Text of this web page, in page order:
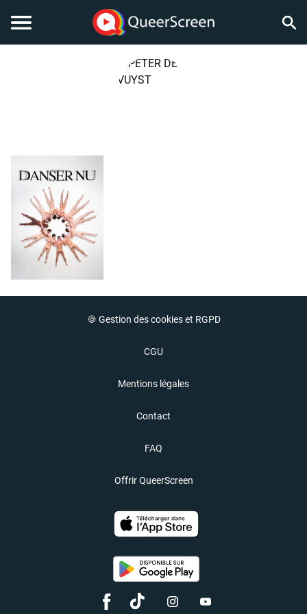
🍪 Gestion des cookies et RGPD
CGU
Mentions légales
Contact
FAQ
Offrir QueerScreen